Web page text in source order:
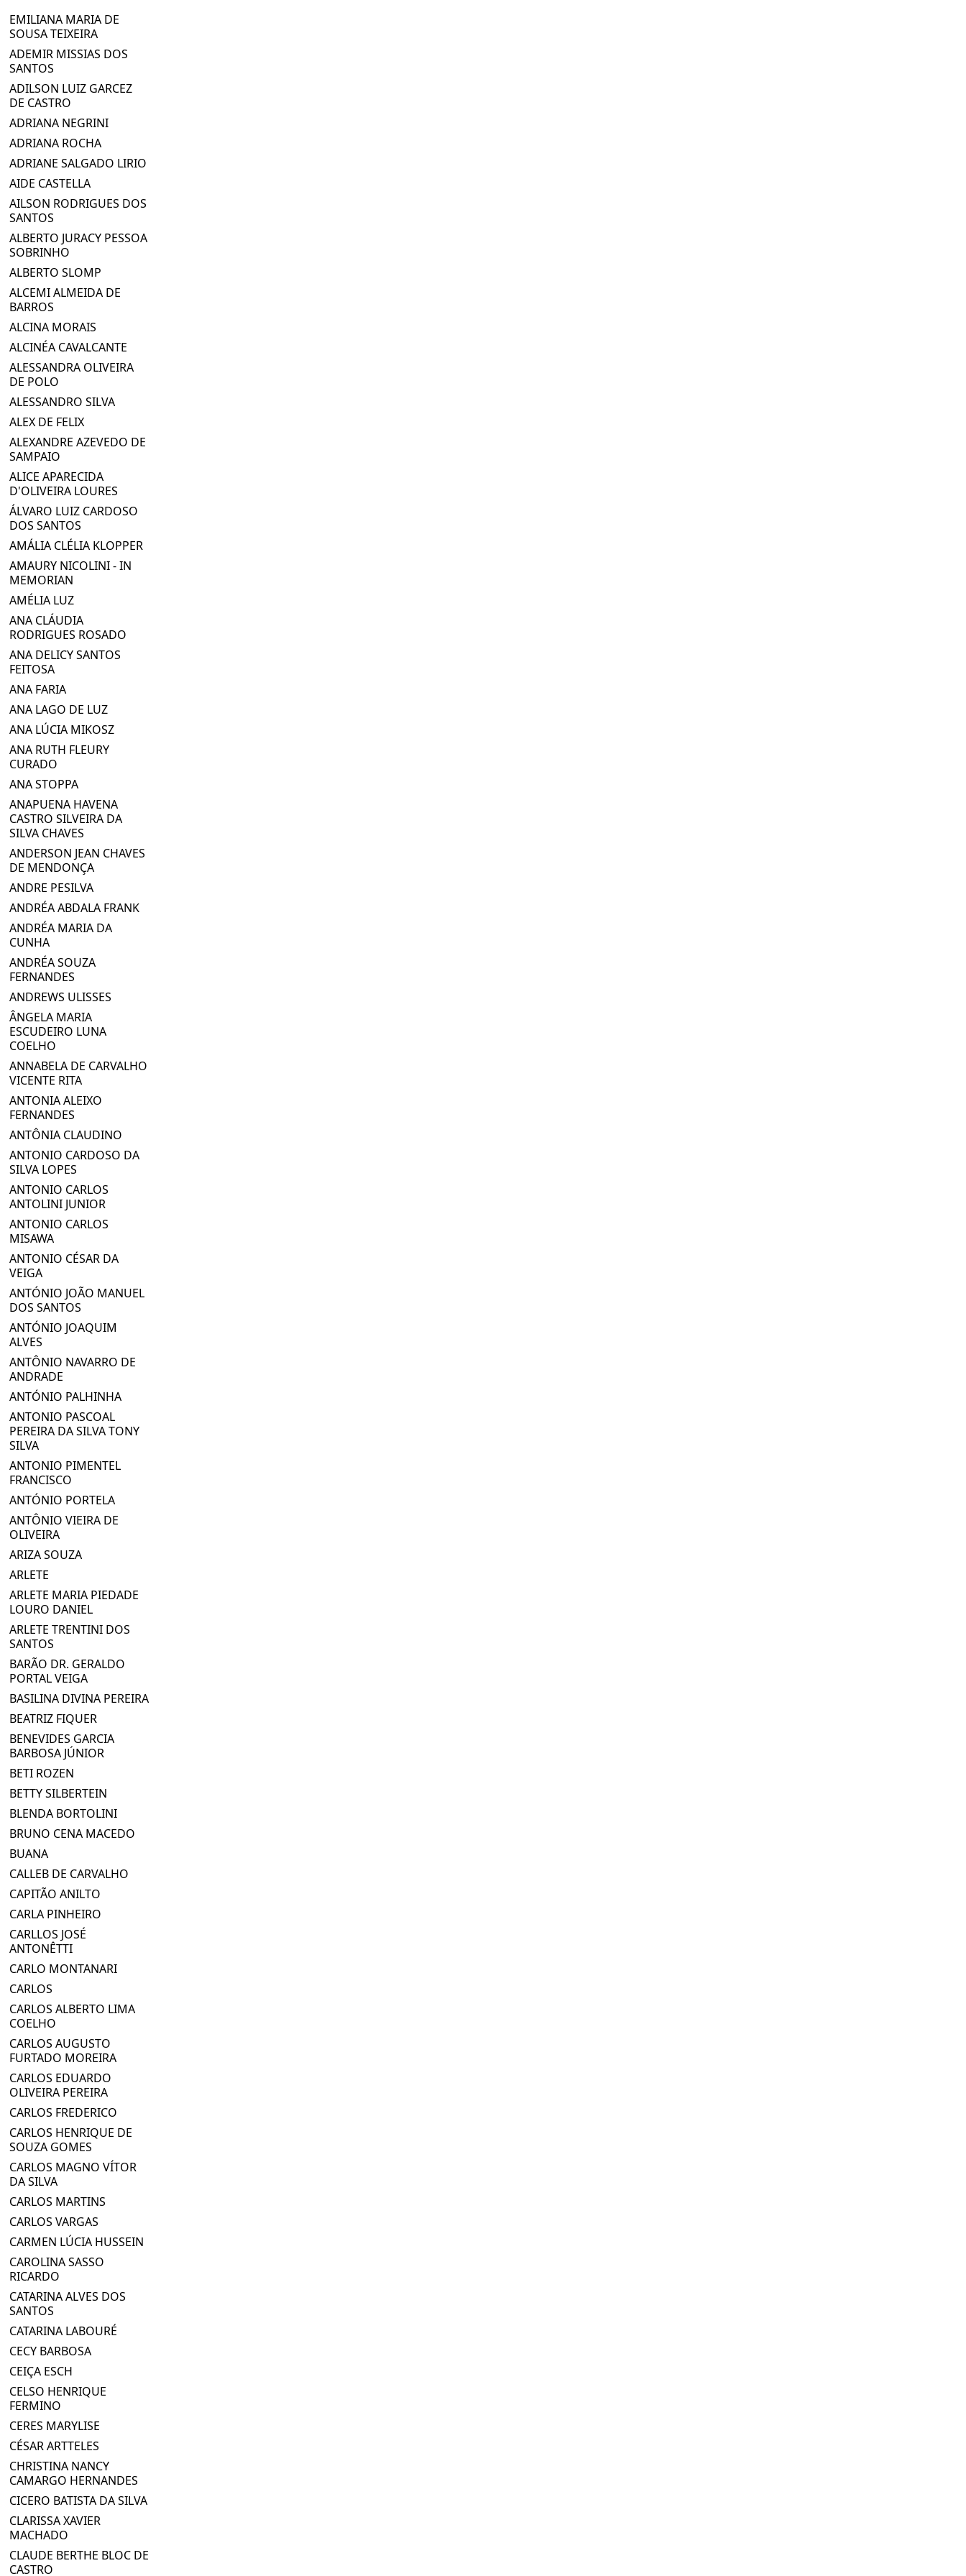
EMILIANA MARIA DE
SOUSA TEIXEIRA
ADEMIR MISSIAS DOS
SANTOS
ADILSON LUIZ GARCEZ
DE CASTRO
ADRIANA NEGRINI
ADRIANA ROCHA
ADRIANE SALGADO LIRIO
AIDE CASTELLA
AILSON RODRIGUES DOS
SANTOS
ALBERTO JURACY PESSOA
SOBRINHO
ALBERTO SLOMP
ALCEMI ALMEIDA DE
BARROS
ALCINA MORAIS
ALCINÉA CAVALCANTE
ALESSANDRA OLIVEIRA
DE POLO
ALESSANDRO SILVA
ALEX DE FELIX
ALEXANDRE AZEVEDO DE
SAMPAIO
ALICE APARECIDA
D'OLIVEIRA LOURES
ÁLVARO LUIZ CARDOSO
DOS SANTOS
AMÁLIA CLÉLIA KLOPPER
AMAURY NICOLINI - IN
MEMORIAN
AMÉLIA LUZ
ANA CLÁUDIA
RODRIGUES ROSADO
ANA DELICY SANTOS
FEITOSA
ANA FARIA
ANA LAGO DE LUZ
ANA LÚCIA MIKOSZ
ANA RUTH FLEURY
CURADO
ANA STOPPA
ANAPUENA HAVENA
CASTRO SILVEIRA DA
SILVA CHAVES
ANDERSON JEAN CHAVES
DE MENDONÇA
ANDRE PESILVA
ANDRÉA ABDALA FRANK
ANDRÉA MARIA DA
CUNHA
ANDRÉA SOUZA
FERNANDES
ANDREWS ULISSES
ÂNGELA MARIA
ESCUDEIRO LUNA
COELHO
ANNABELA DE CARVALHO
VICENTE RITA
ANTONIA ALEIXO
FERNANDES
ANTÔNIA CLAUDINO
ANTONIO CARDOSO DA
SILVA LOPES
ANTONIO CARLOS
ANTOLINI JUNIOR
ANTONIO CARLOS
MISAWA
ANTONIO CÉSAR DA
VEIGA
ANTÓNIO JOÃO MANUEL
DOS SANTOS
ANTÓNIO JOAQUIM
ALVES
ANTÔNIO NAVARRO DE
ANDRADE
ANTÓNIO PALHINHA
ANTONIO PASCOAL
PEREIRA DA SILVA TONY
SILVA
ANTONIO PIMENTEL
FRANCISCO
ANTÓNIO PORTELA
ANTÔNIO VIEIRA DE
OLIVEIRA
ARIZA SOUZA
ARLETE
ARLETE MARIA PIEDADE
LOURO DANIEL
ARLETE TRENTINI DOS
SANTOS
BARÃO DR. GERALDO
PORTAL VEIGA
BASILINA DIVINA PEREIRA
BEATRIZ FIQUER
BENEVIDES GARCIA
BARBOSA JÚNIOR
BETI ROZEN
BETTY SILBERTEIN
BLENDA BORTOLINI
BRUNO CENA MACEDO
BUANA
CALLEB DE CARVALHO
CAPITÃO ANILTO
CARLA PINHEIRO
CARLLOS JOSÉ
ANTONÊTTI
CARLO MONTANARI
CARLOS
CARLOS ALBERTO LIMA
COELHO
CARLOS AUGUSTO
FURTADO MOREIRA
CARLOS EDUARDO
OLIVEIRA PEREIRA
CARLOS FREDERICO
CARLOS HENRIQUE DE
SOUZA GOMES
CARLOS MAGNO VÍTOR
DA SILVA
CARLOS MARTINS
CARLOS VARGAS
CARMEN LÚCIA HUSSEIN
CAROLINA SASSO
RICARDO
CATARINA ALVES DOS
SANTOS
CATARINA LABOURÉ
CECY BARBOSA
CEIÇA ESCH
CELSO HENRIQUE
FERMINO
CERES MARYLISE
CÉSAR ARTTELES
CHRISTINA NANCY
CAMARGO HERNANDES
CICERO BATISTA DA SILVA
CLARISSA XAVIER
MACHADO
CLAUDE BERTHE BLOC DE
CASTRO